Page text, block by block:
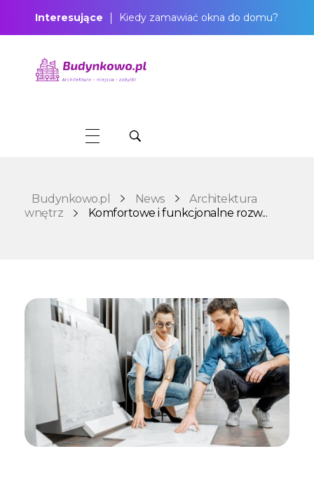
Interesujące Kiedy zamawiać okna do domu?
Budynkowo.pl News
Architektura
wnętrz
Komfortowe i funkcjonalne rozw...